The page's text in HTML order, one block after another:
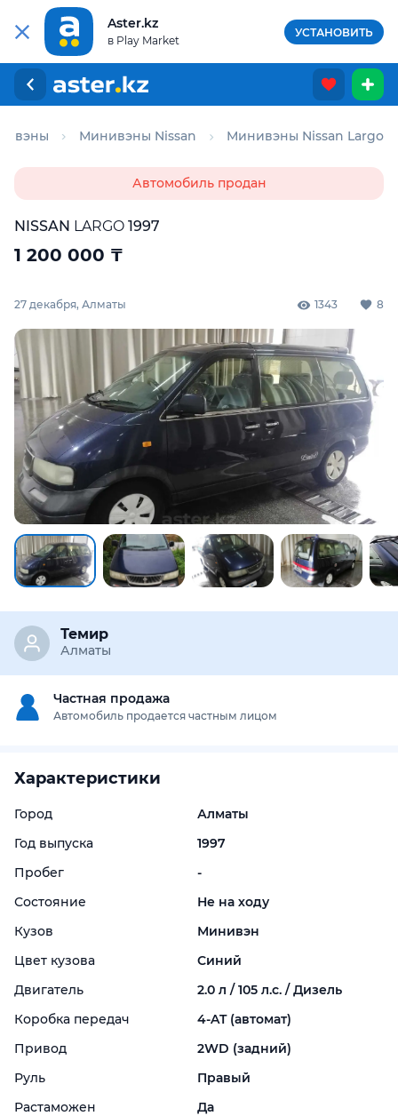
Aster.kz
в Play Market
УСТАНОВИТЬ
Минивэны Nissan Минивэны Nissan Largo
Автомобиль продан
NISSAN LARGO 1997
1 200 000 ₸
27 декабря, Алматы 1343 8
Темир
Алматы
Частная продажа
Автомобиль продается частным лицом
Характеристики
Город
Алматы
Год выпуска
1997
Пробег
-
Состояние
Не на ходу
Кузов
Минивэн
Цвет кузова
Синий
Двигатель
2.0 л / 105 л.с. / Дизель
Коробка передач
4-AT (автомат)
Привод
2WD (задний)
Руль
Правый
Растаможен
Да